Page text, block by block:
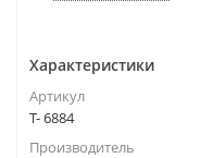
Характеристики
Артикул
Т- 6884
Производитель